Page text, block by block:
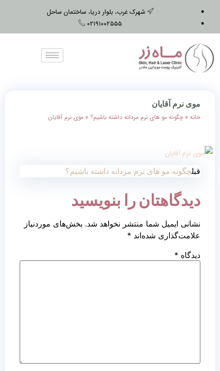
شهرک غرب، بلوار دریا، ساختمان ساحل
۰۲۱۹۱۰۰۲۵۵۵
موی نرم آقایان
خانه » چگونه مو های نرم مردانه داشته باشیم؟ » موی نرم آقایان
قبلچگونه مو های نرم مردانه داشته باشیم؟
دیدگاهتان را بنویسید
نشانی ایمیل شما منتشر نخواهد شد. بخش‌های موردنیاز
علامت‌گذاری شده‌اند *
دیدگاه *